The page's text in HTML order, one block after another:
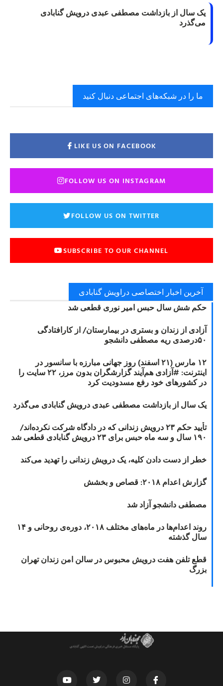
یک سال از بازداشت مصطفی عبدی درویش گنابادی
می‌گذرد
ما را در شبکه‌های اجتماعی دنبال کنید
LIKE US ON FACEBOOK
FOLLOW US ON INSTAGRAM
FOLLOW US ON TWITTER
SUBSCRIBE TO OUR CHANNEL
آخرین اخبار اختصاصی دراویش گنابادی
حکم شش سال حبس امیر نوری قطعی شد
آزادی از زندان و بستری در بیمارستان/ از کارافتادگی
۵۰درصدی ریه مصطفی دانشجو
۱۲ مارس (۲۱ اسفند) روز جهانی مبارزه با سانسور در
اینترنت: #آزادی هم‌آیند گزارشگران‌ بدون مرز، ۲۲ سایت را
در کشورهای خود رفع مسدودیت کرد
یک سال از بازداشت مصطفی عبدی درویش گنابادی می‌گذرد
تأیید حکم ۲۳ درویش زندانی که در دادگاه شرکت نکرده‌اند/
۱۹۰ سال و سه ماه حبس برای ۲۳ درویش گنابادی قطعی شد
خطر از دست دادن کلیه، یک درویش زندانی را تهدید می‌کند
گزارش اعدام ۲۰۱۸: قصاص و بخشش
مصطفی دانشجو آزاد شد
روند اعدام‌ها در ماه‌های مختلف ۲۰۱۸، دوره‌ی روحانی و ۱۴
سال گذشته
قطع تلفن هفت درویش محبوس در سالن امن زندان تهران
بزرگ